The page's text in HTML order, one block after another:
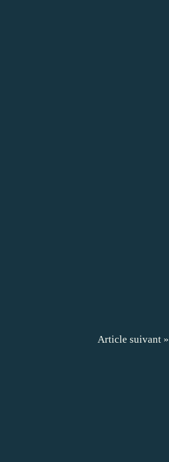
Article suivant »